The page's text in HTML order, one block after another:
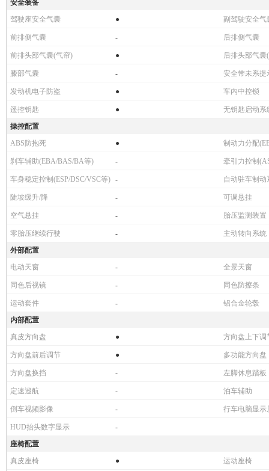
安全装备
驾驶座安全气囊
● 副驾驶安全气
前排侧气囊 - 后排侧气囊
前排头部气囊(气帘) ● 后排头部气囊
膝部气囊 - 安全带未系提
发动机电子防盗 ● 车内中控锁
遥控钥匙 ●
无钥匙启动系
操控配置
ABS防抱死
● 制动力分配
刹车辅助(EBA/BAS/BA等) - 牵引力控制
车身稳定控制(ESP/DSC/VSC等) - 自动驻车制动
陡坡缓升/降 - 可调悬挂
空气悬挂 - 胎压监测装置
零胎压继续行驶 -
主动转向系统
外部配置
电动天窗
- 全景天窗
同色后视镜 - 同色防擦条
运动套件 -
铝合金轮毂
内部配置
真皮方向盘
● 方向盘上下调
方向盘前后调节 ● 多功能方向盘
方向盘换挡 - 左脚休息踏板
定速巡航 - 泊车辅助
倒车视频影像 - 行车电脑显示
HUD抬头数字显示
-
座椅配置
真皮座椅
● 运动座椅